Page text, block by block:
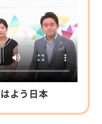
よう日本